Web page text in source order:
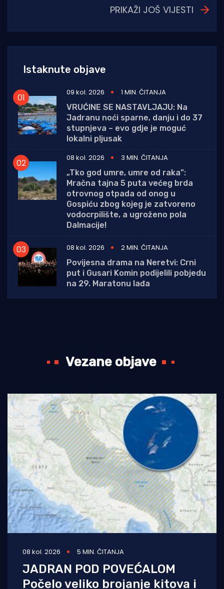
PRIKAŽI JOŠ VIJESTI
Istaknute objave
09 kol. 2026
1 MIN. ČITANJA
VRUĆINE SE NASTAVLJAJU: Na
Jadranu noći sparne, danju i do 37
stupnjeva – evo gdje je moguć
lokalni pljusak
08 kol. 2026
3 MIN. ČITANJA
„Tko god umre, umre od raka”:
Mračna tajna 5 puta većeg brda
otrovnog otpada od onog u
Gospiću zbog kojeg je zatvoreno
vodocrpilište, a ugroženo pola
Dalmacije!
08 kol. 2026
2 MIN. ČITANJA
Povijesna drama na Neretvi: Crni
put i Gusari Komin podijelili pobjedu
na 29. Maratonu lađa
Vezane objave
08 kol. 2026 5 MIN. ČITANJA
JADRAN POD POVEĆALOM
Počelo veliko brojanje kitova i